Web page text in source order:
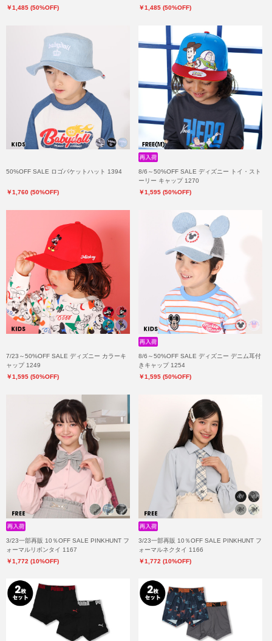
￥1,485 (50%OFF)
￥1,485 (50%OFF)
50%OFF SALE ロゴバケットハット 1394
￥1,760 (50%OFF)
8/6～50%OFF SALE ディズニー トイ・スト
ーリー キャップ 1270
￥1,595 (50%OFF)
7/23～50%OFF SALE ディズニー カラーキ
ャップ 1249
￥1,595 (50%OFF)
8/6～50%OFF SALE ディズニー デニム耳付
きキャップ 1254
￥1,595 (50%OFF)
3/23一部再販 10％OFF SALE PINKHUNT フ
ォーマルリボンタイ 1167
￥1,772 (10%OFF)
3/23一部再販 10％OFF SALE PINKHUNT フ
ォーマルネクタイ 1166
￥1,772 (10%OFF)